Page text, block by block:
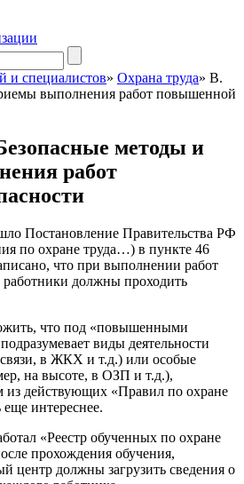
и специалистов» Охрана труда» В.
выполнения работ повышенной
методы и
работ
Постановление Правительства РФ
по охране труда…) в пункте 46
что при выполнении работ
должны проходить
что под «повышенными
виды деятельности
в ЖКХ и т.д.) или особые
на высоте, в ОЗП и т.д.),
из действующих «Правил по охране
еще интереснее.
«Реестр обученных по охране
прохождения обучения,
центр должны загрузить сведения о